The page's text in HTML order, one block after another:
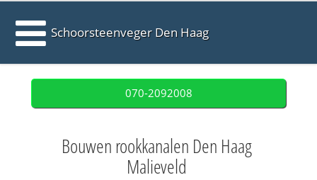
Schoorsteenveger Den Haag
070-2092008
Bouwen rookkanalen Den Haag
Malieveld